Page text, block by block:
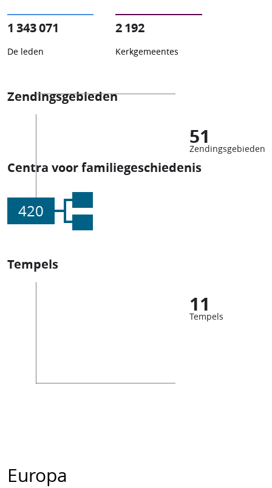
1 343 071
De leden
2 192
Kerkgemeentes
Zendingsgebieden
51
Zendingsgebieden
Centra voor familiegeschiedenis
420
Tempels
11
Tempels
Europa